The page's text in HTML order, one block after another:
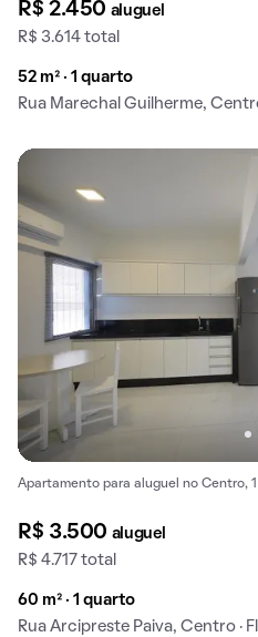
R$ 2.450 aluguel
R$ 3.614 total
52 m² · 1 quarto
Rua Marechal Guilherme,
Apartamento para aluguel no Centro,
R$ 3.500 aluguel
R$ 4.717 total
60 m² · 1 quarto
Rua Arcipreste Paiva, Centro ·